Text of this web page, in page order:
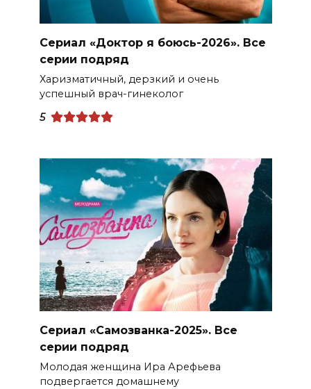
Сериал «Доктор я боюсь-2026». Все
серии подряд
Харизматичный, дерзкий и очень
успешный врач-гинеколог
5
Сериал «Самозванка-2025». Все
серии подряд
Молодая женщина Ира Арефьева
подвергается домашнему